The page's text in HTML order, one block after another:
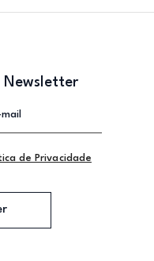
Newsletter
de Privacidade